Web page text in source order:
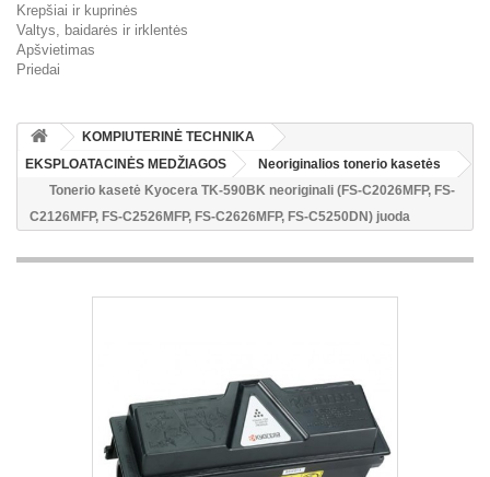
Krepšiai ir kuprinės
Valtys, baidarės ir irklentės
Apšvietimas
Priedai
KOMPIUTERINĖ TECHNIKA
EKSPLOATACINĖS MEDŽIAGOS
Neoriginalios tonerio kasetės
Tonerio kasetė Kyocera TK-590BK neoriginali (FS-C2026MFP, FS-
C2126MFP, FS-C2526MFP, FS-C2626MFP, FS-C5250DN) juoda